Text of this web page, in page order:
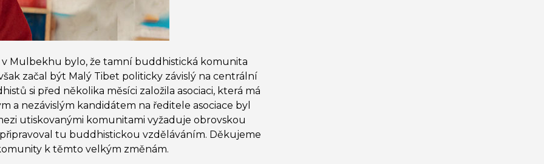
Mulbekhu bylo, že tamní buddhistická komunita
začal být Malý Tibet politicky závislý na centrální
si před několika měsíci založila asociaci, která má
a nezávislým kandidátem na ředitele asociace byl
utiskovanými komunitami vyžaduje obrovskou
tu buddhistickou vzděláváním. Děkujeme
k těmto velkým změnám.